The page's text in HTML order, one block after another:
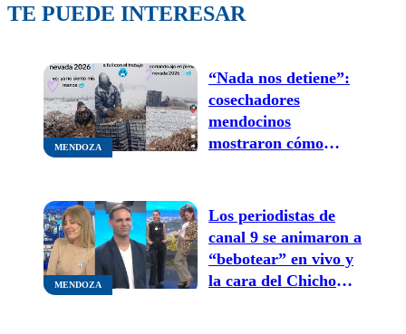
TE PUEDE INTERESAR
MENDOZA
“Nada nos detiene”:
cosechadores
mendocinos
mostraron cómo
viral
MENDOZA
Los periodistas de
canal 9 se animaron a
“bebotear” en vivo y
la cara del Chicho